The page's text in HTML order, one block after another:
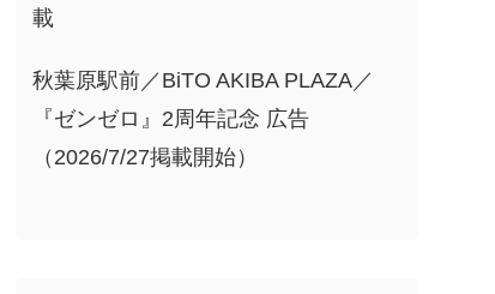
載
秋葉原駅前／BiTO AKIBA PLAZA／
『ゼンゼロ』2周年記念 広告
（2026/7/27掲載開始）